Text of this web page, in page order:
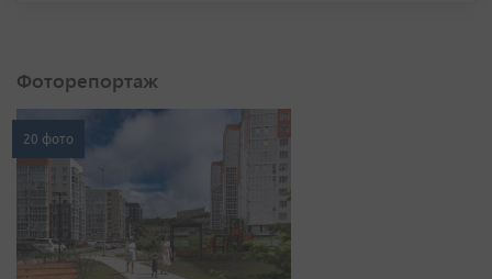
Фоторепортаж
20 фото